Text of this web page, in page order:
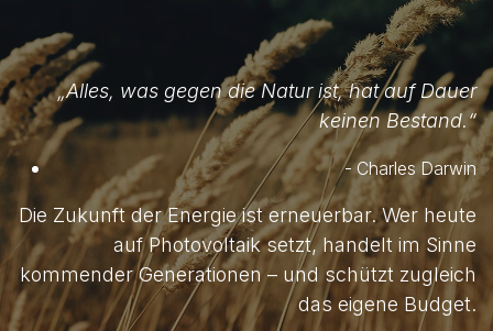
„Alles, was gegen die Natur ist, hat auf Dauer
keinen Bestand.“
- Charles Darwin
Die Zukunft der Energie ist erneuerbar. Wer heute
auf Photovoltaik setzt, handelt im Sinne
kommender Generationen – und schützt zugleich
das eigene Budget.